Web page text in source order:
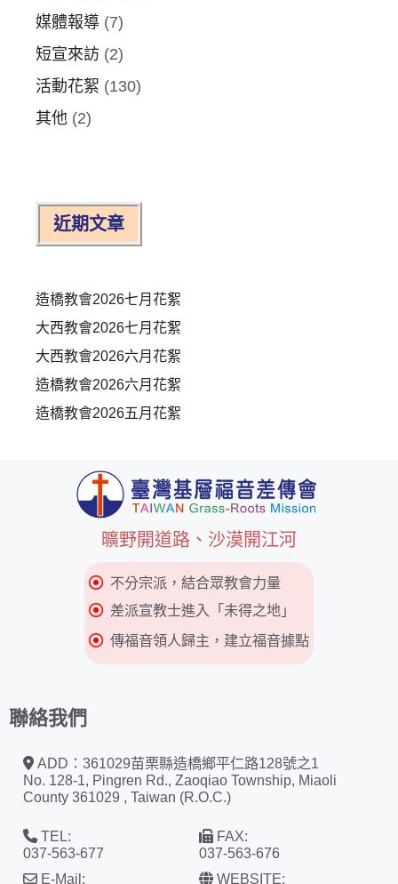
媒體報導 (7)
短宣來訪 (2)
活動花絮 (130)
其他 (2)
近期文章
造橋教會2026七月花絮
大西教會2026七月花絮
大西教會2026六月花絮
造橋教會2026六月花絮
造橋教會2026五月花絮
曠野開道路、沙漠開江河
不分宗派，結合眾教會力量
差派宣教士進入「未得之地」
傳福音領人歸主，建立福音據點
聯絡我們
ADD：361029苗栗縣造橋鄉平仁路128號之1
No. 128-1, Pingren Rd., Zaoqiao Township, Miaoli
County 361029 , Taiwan (R.O.C.)
TEL:
037-563-677
FAX:
037-563-676
E-Mail:
WEBSITE: